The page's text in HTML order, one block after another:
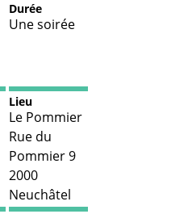
Durée
Une soirée
Lieu
Le Pommier
Rue du
Pommier 9
2000
Neuchâtel